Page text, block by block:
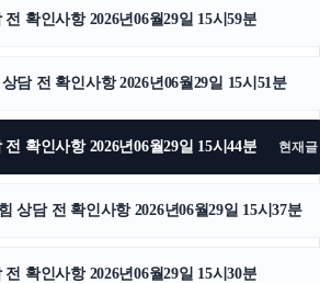
확인사항 2026년06월29일 15시59분
담 전 확인사항 2026년06월29일 15시51분
확인사항 2026년06월29일 15시44분 현재글
상담 전 확인사항 2026년06월29일 15시37분
확인사항 2026년06월29일 15시30분